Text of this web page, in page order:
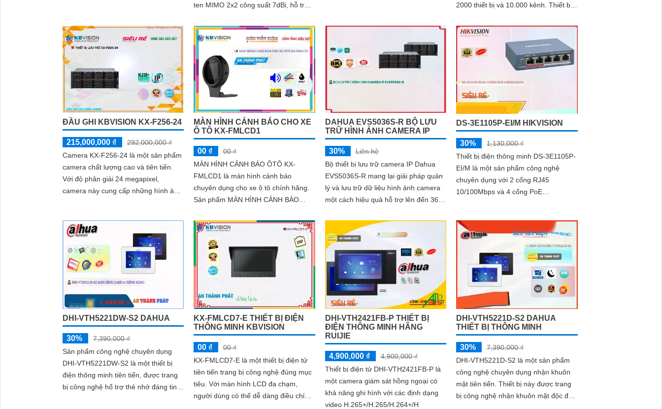
ten MIMO 2x2 công suất 7dBi, hỗ trợ
mạnh mẽ và ổn định
và bảo mật nâng cao, đáp ứng tốt nhu
cầu giám sát chuyên nghiệp
2000 thiết bị và 10.000 kênh. Thiết bị
mở...
ĐẦU GHI KBVISION KX-F256-24
215,000,000 ₫
292,000,000 ₫
Camera KX-F256-24 là một sản phẩm
camera chất lượng cao và tiên tiến.
Với độ phân giải 24 megapixel,
camera này cung cấp những hình ảnh
MÀN HÌNH CẢNH BÁO CHO XE
Ô TÔ KX-FMLCD1
00 ₫
00 ₫
MÀN HÌNH CẢNH BÁO ÔTÔ KX-
FMLCD1 là màn hình cảnh báo
chuyên dụng cho xe ô tô chính hãng.
Sản phẩm MÀN HÌNH CẢNH BÁO
chắn với tính năng chống sốc vật lý
giúp đảm bảo lưu trữ hình ảnh rõ ràng
trên chuyến xe
DAHUA EVS5036S-R BỘ LƯU
TRỮ HÌNH ẢNH CAMERA IP
30%
Liên hệ
Bộ thiết bị lưu trữ camera IP Dahua
EVS5036S-R mang lại giải pháp quản
lý và lưu trữ dữ liệu hình ảnh camera
một cách hiệu quả hỗ trợ lên đến 36 ổ
trữ được lâu hơn đảm bảo an toàn
DS-3E1105P-EI/M HIKVISION
30%
1,130,000 ₫
Thiết bị điện thông minh DS-3E1105P-
EI/M là một sản phẩm công nghệ
chuyên dụng với 2 cổng RJ45
10/100Mbps và 4 cổng PoE
2 cổng RJ45 10/100Mbps
DHI-VTH5221DW-S2 DAHUA
30%
7,390,000 ₫
Sản phẩm công nghệ chuyên dụng
DHI-VTH5221DW-S2 là một thiết bị
điện thông minh tiên tiến, được trang
bị công nghệ hổ trợ thẻ nhớ đáng tin
KX-FMLCD7-E THIẾT BỊ ĐIỆN
THÔNG MINH KBVISION
00 ₫
00 ₫
KX-FMLCD7-E là một thiết bị điện tử
tiên tiến trang bị công nghệ đúng mục
tiêu. Với màn hình LCD đa chạm,
người dùng có thể dễ dàng điều chỉnh
DHI-VTH2421FB-P THIẾT BỊ
ĐIỆN THÔNG MINH HÃNG
RUIJIE
4,900,000 ₫
4,900,000 ₫
Thiết bị điện tử DHI-VTH2421FB-P là
một camera giám sát hồng ngoại có
khả năng ghi hình với các định dạng
video H.265+/H.265/H.264+/H
DHI-VTH5221D-S2 DAHUA
THIẾT BỊ THÔNG MINH
30%
7,390,000 ₫
DHI-VTH5221D-S2 là một sản phẩm
công nghệ chuyên dụng nhận khuôn
mặt tiên tiến. Thiết bị này được trang
bị công nghệ nhận khuôn mặt độc đáo